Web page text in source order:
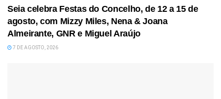
Seia celebra Festas do Concelho, de 12 a 15 de
agosto, com Mizzy Miles, Nena & Joana
Almeirante, GNR e Miguel Araújo
7 DE AGOSTO, 2026